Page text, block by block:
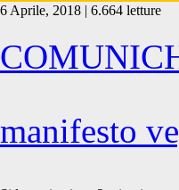
Tag:
<span>pisa
6 Aprile, 2018 | 6.664 letture
manifesto